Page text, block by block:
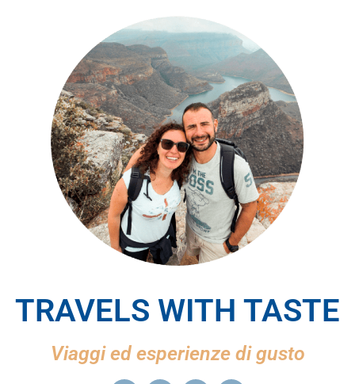
TRAVELS WITH TASTE
Viaggi ed esperienze di gusto